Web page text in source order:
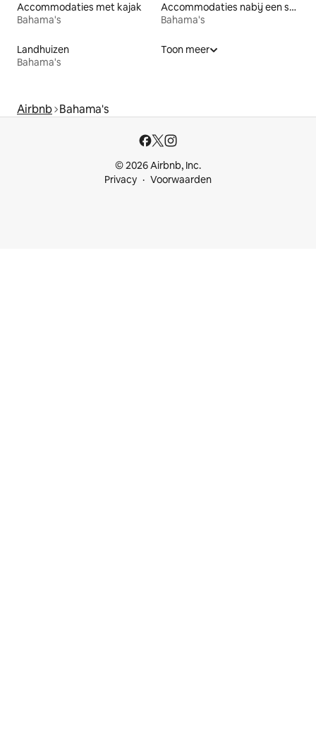
Accommodaties met kajak
Bahama's
Accommodaties nabij een strand
Bahama's
Landhuizen
Bahama's
Toon meer
Airbnb Bahama's
© 2026 Airbnb, Inc.
Privacy
Voorwaarden